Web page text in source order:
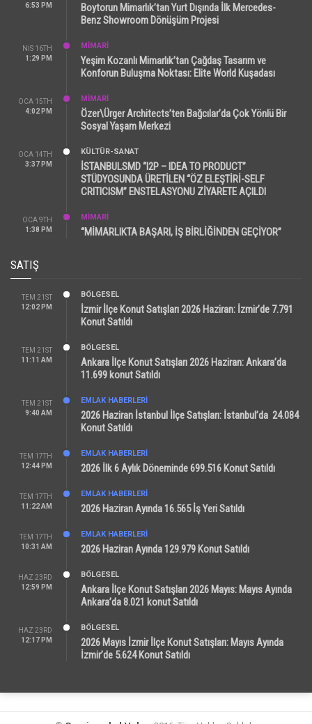
6:53 PM
Boytorun Mimarlık’tan Yurt Dışında İlk Mercedes-
Benz Showroom Dönüşüm Projesi
NIS 16TH
1:29 PM
MİMARİ
Yeşim Kozanlı Mimarlık’tan Çağdaş Tasarım ve
Konforun Buluşma Noktası: Elite World Kuşadası
OCA 15TH
4:02 PM
MİMARİ
Özer\Ürger Architects’ten Bağcılar’da Çok Yönlü Bir
Sosyal Yaşam Merkezi
OCA 14TH
3:37 PM
KÜLTÜR-SANAT
İSTANBULSMD “I2P – IDEA TO PRODUCT”
STÜDYOSUNDA ÜRETİLEN “ÖZ ELEŞTİRİ-SELF
CRITICISM” ENSTELASYONU ZİYARETE AÇILDI
OCA 9TH
1:38 PM
MİMARİ
“MİMARLIKTA BAŞARI, İŞ BİRLİĞİNDEN GEÇİYOR”
SATIŞ
TEM 21ST
12:02 PM
BÖLGESEL
İzmir İlçe Konut Satışları 2026 Haziran: İzmir’de 7.791
Konut Satıldı
TEM 21ST
11:11 AM
BÖLGESEL
Ankara İlçe Konut Satışları 2026 Haziran: Ankara’da
11.699 konut Satıldı
TEM 21ST
9:40 AM
EMLAK HABERLERI
2026 Haziran İstanbul İlçe Satışları: İstanbul’da 24.084
Konut Satıldı
TEM 17TH
12:44 PM
EMLAK HABERLERI
2026 İlk 6 Aylık Döneminde 699.516 Konut Satıldı
TEM 17TH
11:22 AM
EMLAK HABERLERI
2026 Haziran Ayında 16.565 İş Yeri Satıldı
TEM 17TH
10:31 AM
EMLAK HABERLERI
2026 Haziran Ayında 129.979 Konut Satıldı
HAZ 23RD
12:59 PM
BÖLGESEL
Ankara İlçe Konut Satışları 2026 Mayıs: Mayıs Ayında
Ankara’da 8.021 konut Satıldı
HAZ 23RD
12:17 PM
BÖLGESEL
2026 Mayıs İzmir İlçe Konut Satışları: Mayıs Ayında
İzmir’de 5.624 Konut Satıldı